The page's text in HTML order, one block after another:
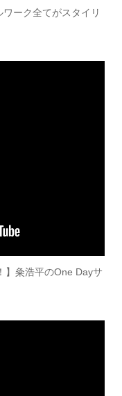
ーク全てがスタイリ
】粂浩平のOne Dayサ